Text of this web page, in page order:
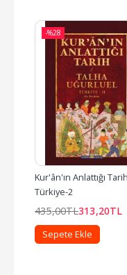
-%28
Kur'ân'ın Anlattığı
Türkiye-2
435,00TL313,20TL
Sepete Ekle